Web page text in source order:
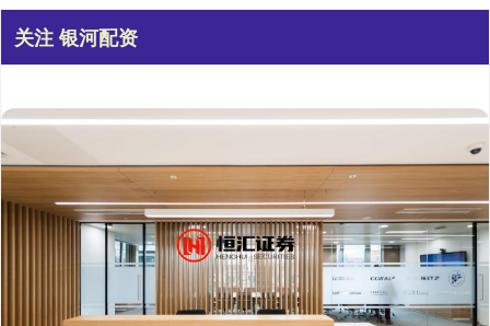
关注 银河配资